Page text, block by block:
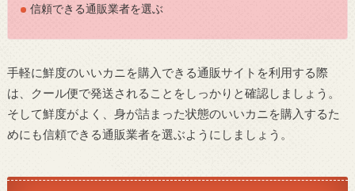
信頼できる通販業者を選ぶ
手軽に鮮度のいいカニを購入できる通販サイトを利用する際
は、クール便で発送されることをしっかりと確認しましょう。
そして鮮度がよく、身が詰まった状態のいいカニを購入するた
めにも信頼できる通販業者を選ぶようにしましょう。